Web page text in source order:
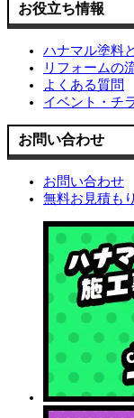
お役立ち情報
ハナマル塗料
リフォームの
よくある質問
イベント・チ
お問い合わせ
お問い合わせ
無料お見積もり